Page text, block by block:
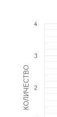
КОЛИЧЕСТВО 2
3
4